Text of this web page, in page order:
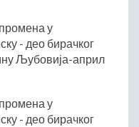
у
- део бирачког
Љубовија-април
у
- део бирачког